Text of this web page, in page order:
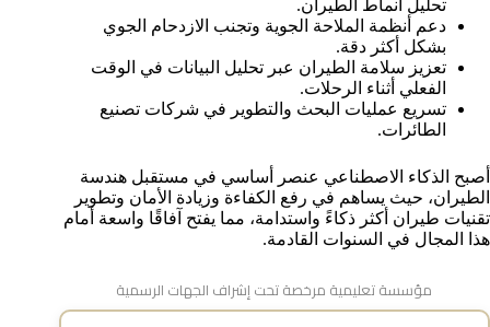
تحليل أنماط الطيران.
دعم أنظمة الملاحة الجوية وتجنب الازدحام الجوي
بشكل أكثر دقة.
تعزيز سلامة الطيران عبر تحليل البيانات في الوقت
الفعلي أثناء الرحلات.
تسريع عمليات البحث والتطوير في شركات تصنيع
الطائرات.
أصبح الذكاء الاصطناعي عنصر أساسي في مستقبل هندسة
الطيران، حيث يساهم في رفع الكفاءة وزيادة الأمان وتطوير
تقنيات طيران أكثر ذكاءً واستدامة، مما يفتح آفاقًا واسعة أمام
هذا المجال في السنوات القادمة.
مؤسسة تعليمية مرخصة تحت إشراف الجهات الرسمية